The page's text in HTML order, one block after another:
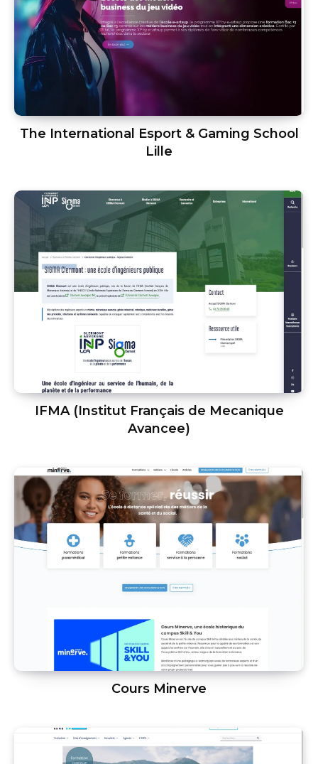
The International Esport & Gaming School
Lille
IFMA (Institut Français de Mecanique
Avancee)
Cours Minerve